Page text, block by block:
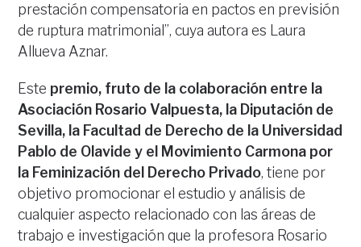
prestación compensatoria en pactos en previsión
de ruptura matrimonial”, cuya autora es Laura
Allueva Aznar.
Este premio, fruto de la colaboración entre la
Asociación Rosario Valpuesta, la Diputación de
Sevilla, la Facultad de Derecho de la Universidad
Pablo de Olavide y el Movimiento Carmona por
la Feminización del Derecho Privado, tiene por
objetivo promocionar el estudio y análisis de
cualquier aspecto relacionado con las áreas de
trabajo e investigación que la profesora Rosario